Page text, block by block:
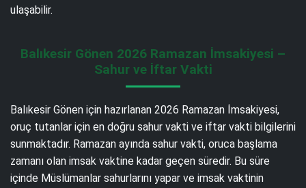
ulaşabilir.
Balıkesir Gönen 2026 Ramazan İmsakiyesi –
Sahur ve İftar Vakti
Balıkesir Gönen için hazırlanan 2026 Ramazan İmsakiyesi,
oruç tutanlar için en doğru sahur vakti ve iftar vakti bilgilerini
sunmaktadır. Ramazan ayında sahur vakti, oruca başlama
zamanı olan imsak vaktine kadar geçen süredir. Bu süre
içinde Müslümanlar sahurlarını yapar ve imsak vaktinin